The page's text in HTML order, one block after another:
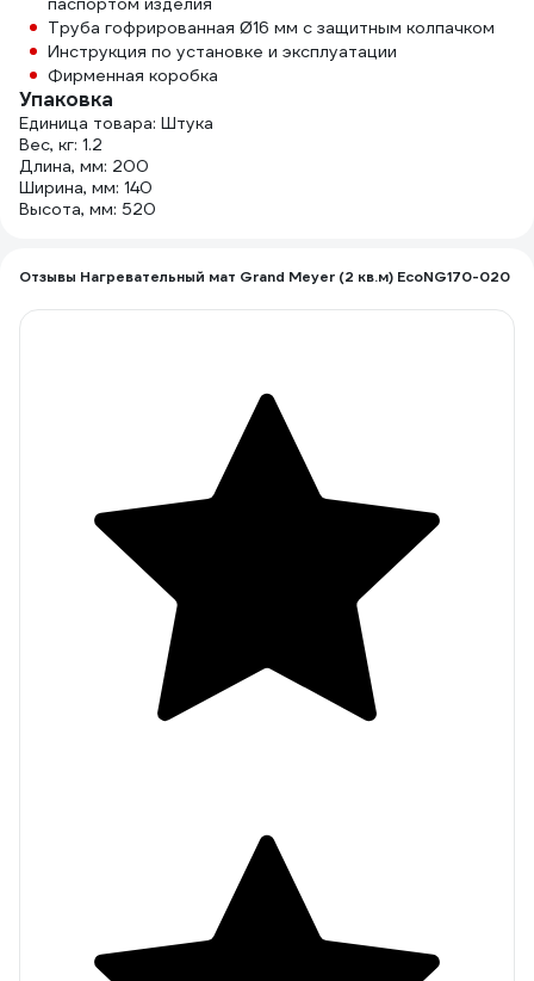
Труба гофрированная Ø16 мм с защитным колпачком
Инструкция по установке и эксплуатации
Фирменная коробка
Упаковка
Единица товара: Штука
Вес, кг: 1.2
Длина, мм: 200
Ширина, мм: 140
Высота, мм: 520
Отзывы Нагревательный мат Grand Meyer (2 кв.м) EcoNG170-020